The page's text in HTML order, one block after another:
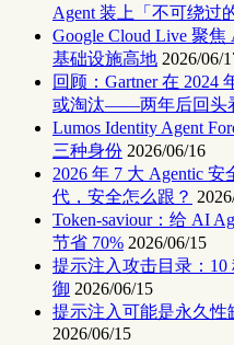
Agent 装上「不可绕过
Google Cloud Live 聚
基础设施高地 2026/06/
回顾：Gartner 在 2024
或淘汰——两年后回头
Lumos Identity Agent
三种身份 2026/06/16
2026 年 7 大 Agentic
代，安全怎么跟？
Token-saviour：给 AI
节省 70% 2026/06/15
提示注入攻击目录：
御 2026/06/15
提示注入可能是永久性
2026/06/15